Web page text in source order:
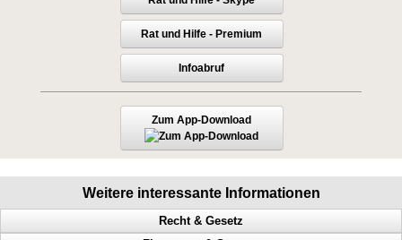
Rat und Hilfe - Premium
Infoabruf
Zum App-Download
Weitere interessante Informationen
Recht & Gesetz